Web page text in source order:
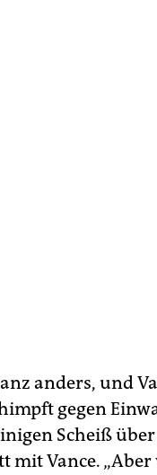
anders, und
gegen
Scheiß
mit Vance.